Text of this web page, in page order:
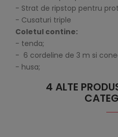
- Strat de ripstop pentru
- Cusaturi triple
Coletul contine:
- tenda;
- 6 cordeline de 3 m si
- husa;
4 ALTE